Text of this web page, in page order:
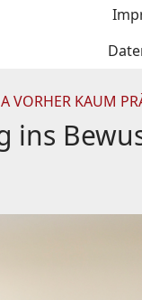
VORHER KAUM
ins